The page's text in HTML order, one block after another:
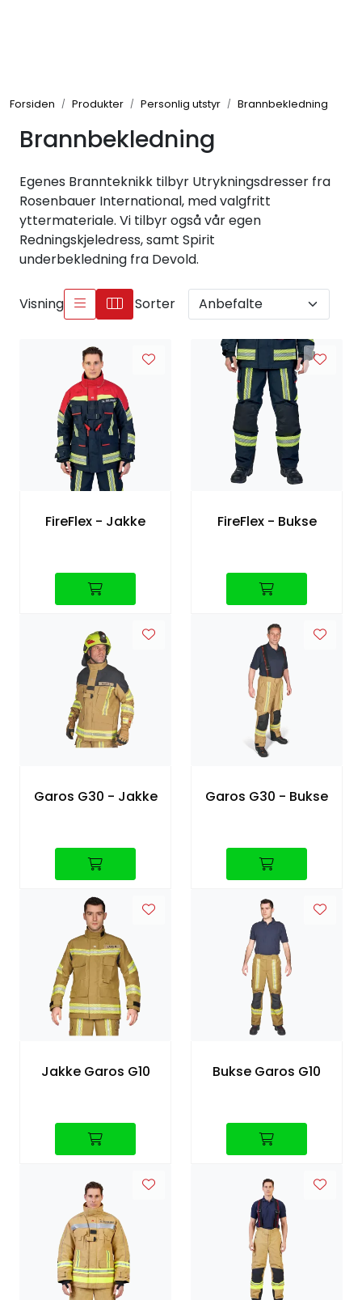
Forsiden Produkter Personlig utstyr Brannbekledning
Brannbekledning
Egenes Brannteknikk tilbyr Utrykningsdresser fra
Rosenbauer International, med valgfritt
yttermateriale. Vi tilbyr også vår egen
Redningskjeledress, samt Spirit
underbekledning fra Devold.
Visning Sorter
FireFlex - Jakke FireFlex - Bukse
Garos G30 - Jakke Garos G30 - Bukse
Jakke Garos G10 Bukse Garos G10
Produkter
Nyheter
Om oss
Kvalitet og miljø